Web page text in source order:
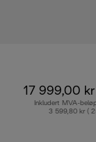
17 999,00 kr
Inkludert MVA-
3 599,80 kr (